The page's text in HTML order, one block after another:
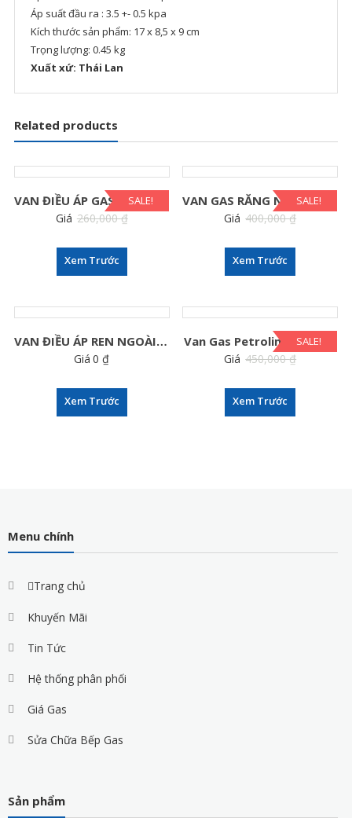
Áp suất đầu ra : 3.5 +- 0.5 kpa
Kích thước sản phẩm: 17 x 8,5 x 9 cm
Trọng lượng: 0.45 kg
Xuất xứ: Thái Lan
Related products
SALE!
Giá 260,000₫
Xem Trước
SALE!
Giá 400,000₫
Xem Trước
VAN ĐIỀU ÁP REN NGOÀI KATSURA VKL-2
Giá 0₫
Xem Trước
SALE!
Van Gas Petrolimex Ấn Độ
Giá 450,000₫
Xem Trước
Menu chính
Trang chủ
Khuyến Mãi
Tin Tức
Hệ thống phân phối
Giá Gas
Sửa Chữa Bếp Gas
Sản phẩm